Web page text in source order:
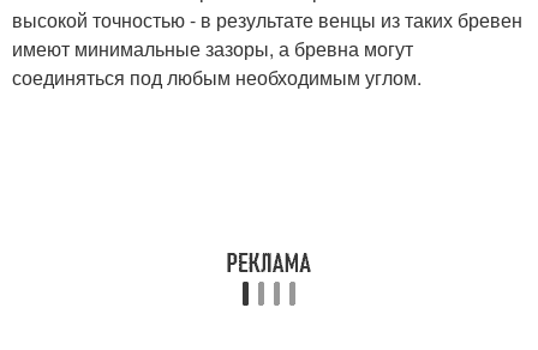
высокой точностью - в результате венцы из таких бревен
имеют минимальные зазоры, а бревна могут
соединяться под любым необходимым углом.